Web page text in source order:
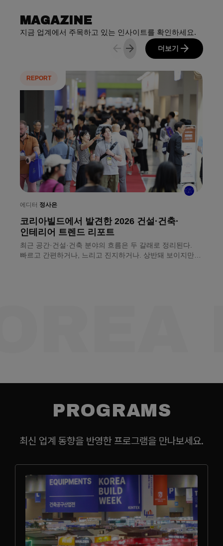
MAGAZINE
지금 업계에서 주목하고 있는 인사이트를 확인하세요.
arrow_back arrow_forward 더보기 arrow_forward
REPORT
에디터 정사은
코리아빌드에서 발견한 2026 건설·건축·
인테리어 트렌드 리포트
최근 공간·건설·건축 분야의 흐름은 두 갈래로 정리된다.
빠르고 간편하거나, 느리고 진지하거나. 상반돼 보이지만
PROGRAMS
최신 업계 동향을 반영한 프로그램을 만나보세요.